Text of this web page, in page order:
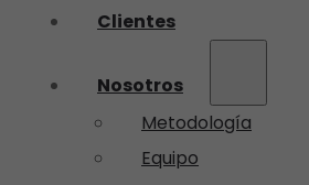
Clientes
Nosotros
Metodología
Equipo